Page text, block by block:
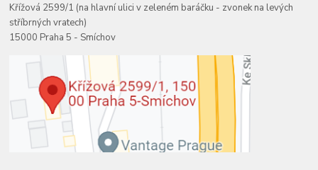
Křížová 2599/1 (na hlavní ulici v zeleném baráčku - zvonek na levých
stříbrných vratech)
15000 Praha 5 - Smíchov